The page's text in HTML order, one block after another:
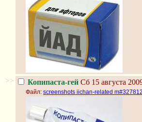
>> Копипаста-гей Сб 15 августа
Файл: screenshots iichan-related